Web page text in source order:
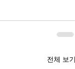
전체 보기